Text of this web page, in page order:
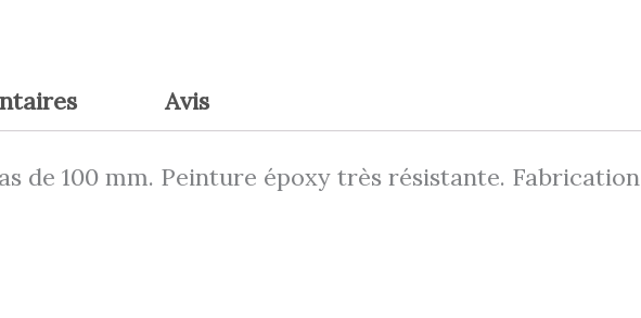
Avis
de 100 mm. Peinture époxy très résistante. Fabrication